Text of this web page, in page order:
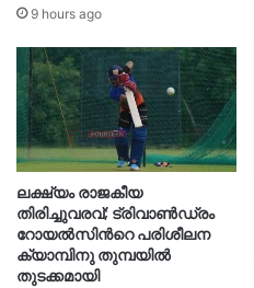
9 hours ago
ലക്ഷ്യം രാജകീയ
തിരിച്ചുവരവ്; ട്രിവാൺഡ്രം
റോയൽസിന്‍റെ പരിശീലന
ക്യാമ്പിനു തുമ്പയില്‍
തുടക്കമായി